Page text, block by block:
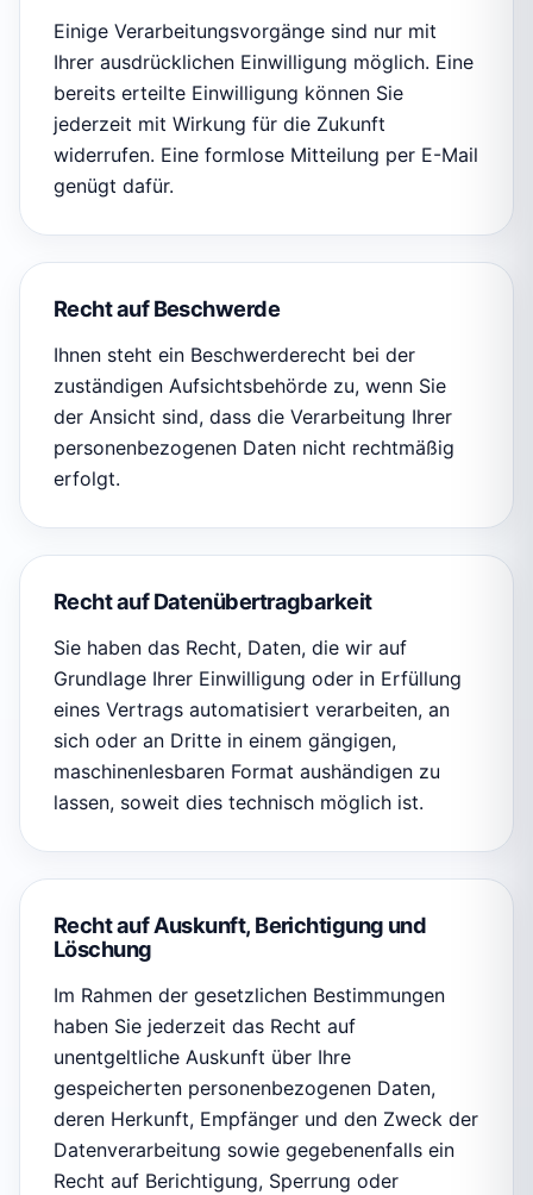
Einige Verarbeitungsvorgänge sind nur mit
Ihrer ausdrücklichen Einwilligung möglich. Eine
bereits erteilte Einwilligung können Sie
jederzeit mit Wirkung für die Zukunft
widerrufen. Eine formlose Mitteilung per E-Mail
genügt dafür.
Recht auf Beschwerde
Ihnen steht ein Beschwerderecht bei der
zuständigen Aufsichtsbehörde zu, wenn Sie
der Ansicht sind, dass die Verarbeitung Ihrer
personenbezogenen Daten nicht rechtmäßig
erfolgt.
Recht auf Datenübertragbarkeit
Sie haben das Recht, Daten, die wir auf
Grundlage Ihrer Einwilligung oder in Erfüllung
eines Vertrags automatisiert verarbeiten, an
sich oder an Dritte in einem gängigen,
maschinenlesbaren Format aushändigen zu
lassen, soweit dies technisch möglich ist.
Recht auf Auskunft, Berichtigung und
Löschung
Im Rahmen der gesetzlichen Bestimmungen
haben Sie jederzeit das Recht auf
unentgeltliche Auskunft über Ihre
gespeicherten personenbezogenen Daten,
deren Herkunft, Empfänger und den Zweck der
Datenverarbeitung sowie gegebenenfalls ein
Recht auf Berichtigung, Sperrung oder